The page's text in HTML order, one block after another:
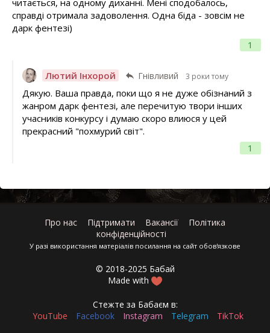
1
справді отримала задоволення. Одна біда - зовсім не
дарк фентезі)
Лютий Інхорой Гнівливий 3 роки тому
1
Дякую. Ваша правда, поки що я не дуже обізнаний з
жанром дарк фентезі, але перечитую твори інших
учасників конкурсу і думаю скоро влиюся у цей
прекрасний "похмурий світ".
Про нас Підтримати Вакансії
Політика
конфіденційності
У разі використання матеріалів посилання на сайт обов'язкове
© 2018-2025 Бабай
Made with
Стежте за Бабаєм в:
YouTube
Facebook Instagram Telegram TikTok